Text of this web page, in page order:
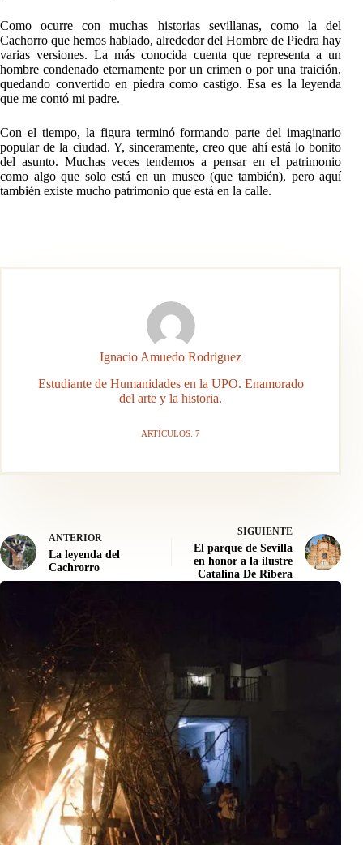
Como ocurre con muchas historias sevillanas, como la del
Cachorro que hemos hablado, alrededor del Hombre de Piedra hay
varias versiones. La más conocida cuenta que representa a un
hombre condenado eternamente por un crimen o por una traición,
quedando convertido en piedra como castigo. Esa es la leyenda
que me contó mi padre.
Con el tiempo, la figura terminó formando parte del imaginario
popular de la ciudad. Y, sinceramente, creo que ahí está lo bonito
del asunto. Muchas veces tendemos a pensar en el patrimonio
como algo que solo está en un museo (que también), pero aquí
también existe mucho patrimonio que está en la calle.
Ignacio Amuedo Rodriguez
Estudiante de Humanidades en la UPO. Enamorado
del arte y la historia.
ARTÍCULOS: 7
ANTERIOR
La leyenda del
Cachrorro
SIGUIENTE
El parque de Sevilla
en honor a la ilustre
Catalina De Ribera